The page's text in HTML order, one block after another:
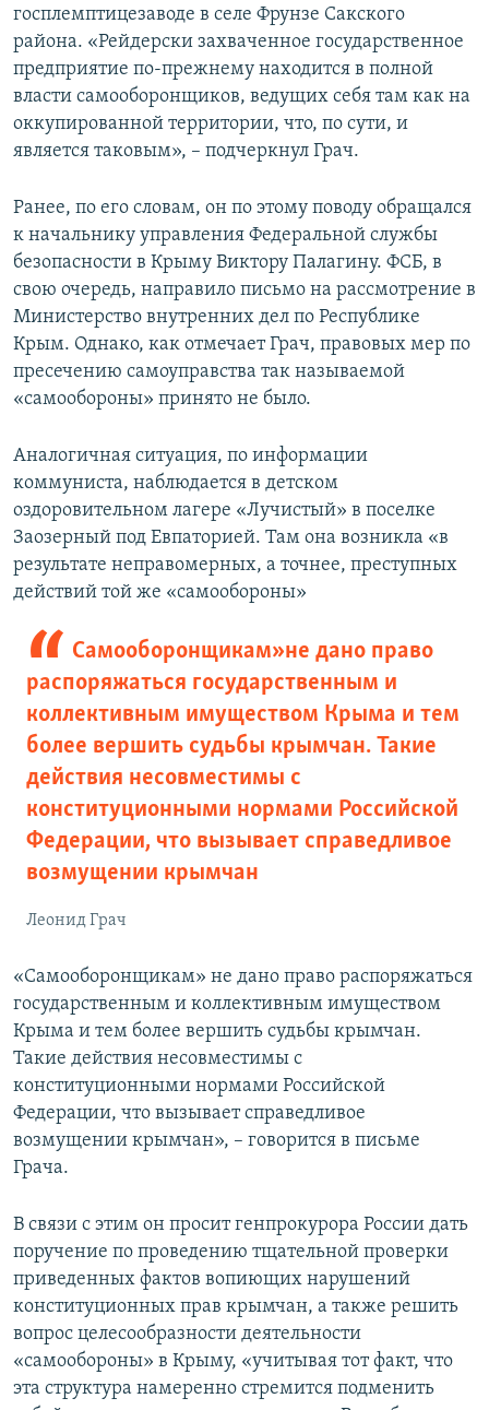
госплемптицезаводе в селе Фрунзе Сакского
района. «Рейдерски захваченное государственное
предприятие по-прежнему находится в полной
власти самооборонщиков, ведущих себя там как на
оккупированной территории, что, по сути, и
является таковым», – подчеркнул Грач.
Ранее, по его словам, он по этому поводу обращался
к начальнику управления Федеральной службы
безопасности в Крыму Виктору Палагину. ФСБ, в
свою очередь, направило письмо на рассмотрение в
Министерство внутренних дел по Республике
Крым. Однако, как отмечает Грач, правовых мер по
пресечению самоуправства так называемой
«самообороны» принято не было.
Аналогичная ситуация, по информации
коммуниста, наблюдается в детском
оздоровительном лагере «Лучистый» в поселке
Заозерный под Евпаторией. Там она возникла «в
результате неправомерных, а точнее, преступных
действий той же «самообороны»
Самооборонщикам» не дано право
распоряжаться государственным и
коллективным имуществом Крыма и тем
более вершить судьбы крымчан. Такие
действия несовместимы с
конституционными нормами Российской
Федерации, что вызывает справедливое
возмущении крымчан
Леонид Грач
«Самооборонщикам» не дано право распоряжаться
государственным и коллективным имуществом
Крыма и тем более вершить судьбы крымчан.
Такие действия несовместимы с
конституционными нормами Российской
Федерации, что вызывает справедливое
возмущении крымчан», – говорится в письме
Грача.
В связи с этим он просит генпрокурора России дать
поручение по проведению тщательной проверки
приведенных фактов вопиющих нарушений
конституционных прав крымчан, а также решить
вопрос целесообразности деятельности
«самообороны» в Крыму, «учитывая тот факт, что
эта структура намеренно стремится подменить